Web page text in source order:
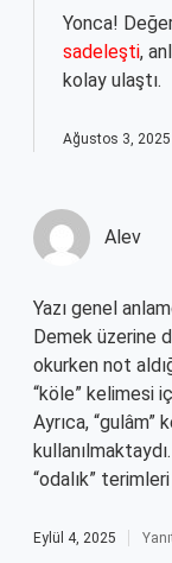
Yonca!
sadeleşti,
kolay ulaştı.
Ağustos 3, 2025
Alev
Yazı genel
Demek üzerine
okurken not
“köle” kelimesi
Ayrıca, “gulâm”
“odalık”
Eylül 4, 2025